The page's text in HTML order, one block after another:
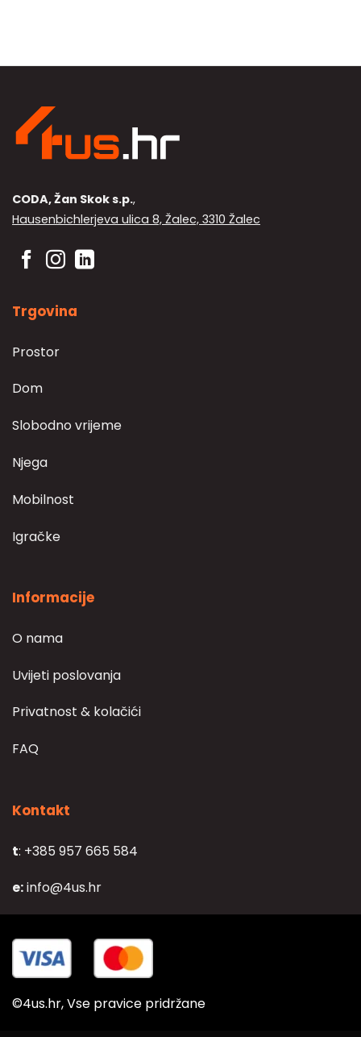
CODA, Žan Skok s.p.,
Hausenbichlerjeva ulica 8, Žalec, 3310 Žalec
Trgovina
Prostor
Dom
Slobodno vrijeme
Njega
Mobilnost
Igračke
Informacije
O nama
Uvijeti poslovanja
Privatnost & kolačići
FAQ
Kontakt
t: +385 957 665 584
e:info@4us.hr
©4us.hr, Vse pravice pridržane